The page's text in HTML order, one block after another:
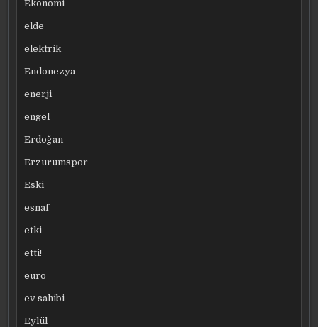
Ekonomi
elde
elektrik
Endonezya
enerji
engel
Erdoğan
Erzurumspor
Eski
esnaf
etki
etti!
euro
ev sahibi
Eylül